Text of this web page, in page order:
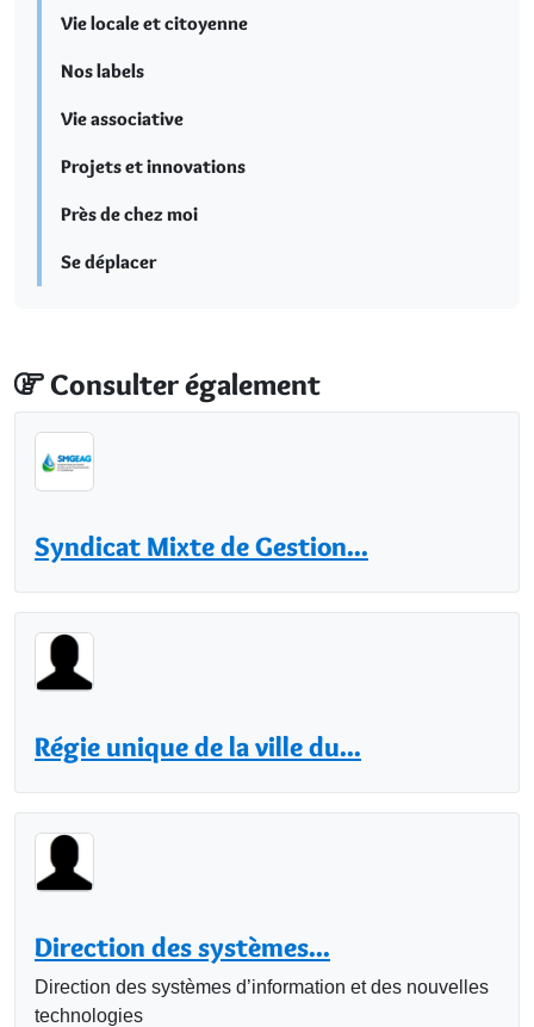
Vie locale et citoyenne
Nos labels
Vie associative
Projets et innovations
Près de chez moi
Se déplacer
Consulter également
Syndicat Mixte de Gestion...
Régie unique de la ville du...
Direction des systèmes...
Direction des systèmes d’information et des nouvelles
technologies